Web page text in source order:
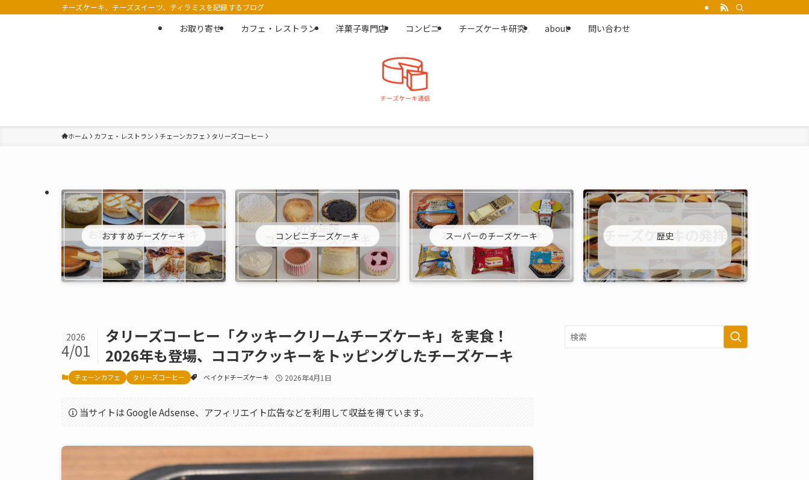
チーズケーキ、チーズスイーツ、ティラミスを記録するブログ
お取り寄せ カフェ・レストラン 洋菓子専門店 コンビニ チーズケーキ研究 about 問い合わせ
ホーム カフェ・レストラン チェーンカフェ タリーズコーヒー
おすすめチーズケーキ コンビニチーズケーキ スーパーのチーズケーキ 歴史
タリーズコーヒー「クッキークリームチーズケーキ」を実食！
2026年も登場、ココアクッキーをトッピングしたチーズケーキ
2026
4/01
チェーンカフェ タリーズコーヒー ベイクドチーズケーキ 2026年4月1日
当サイトは Google Adsense、アフィリエイト広告などを利用して収益を得ています。